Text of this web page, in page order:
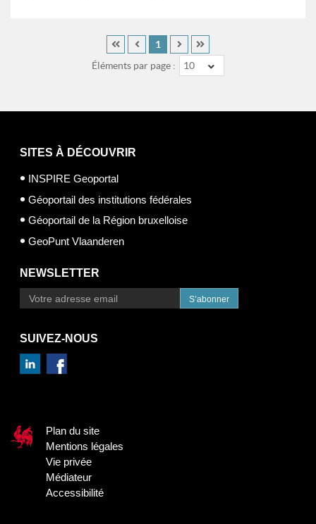
Éléments par page : 10
1
SITES À DÉCOUVRIR
INSPIRE Geoportal
Géoportail des institutions fédérales
Géoportail de la Région bruxelloise
GeoPunt Vlaanderen
NEWSLETTER
S’abonner
SUIVEZ-NOUS
Plan du site
Mentions légales
Vie privée
Médiateur
Accessibilité